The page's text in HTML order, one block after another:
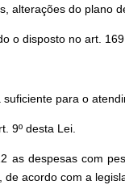
alterações do plano
o disposto no art.
para o
9º desta Lei.
as despesas com
acordo com a